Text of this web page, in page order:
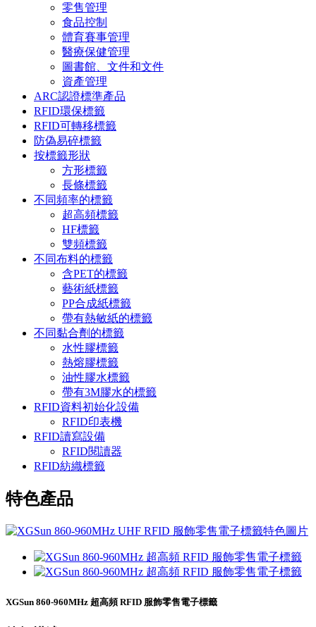
零售管理
食品控制
體育賽事管理
醫療保健管理
圖書館、文件和文件
資產管理
ARC認證標準產品
RFID環保標籤
RFID可轉移標籤
防偽易碎標籤
按標籤形狀
方形標籤
長條標籤
不同頻率的標籤
超高頻標籤
HF標籤
雙頻標籤
不同布料的標籤
含PET的標籤
藝術紙標籤
PP合成紙標籤
帶有熱敏紙的標籤
不同黏合劑的標籤
水性膠標籤
熱熔膠標籤
油性膠水標籤
帶有3M膠水的標籤
RFID資料初始化設備
RFID印表機
RFID讀寫設備
RFID閱讀器
RFID紡織標籤
特色產品
XGSun 860-960MHz 超高頻 RFID 服飾零售電子標籤